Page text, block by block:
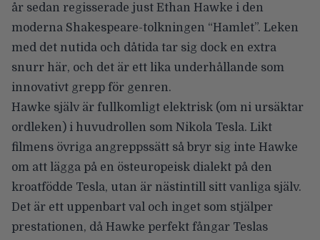
år sedan regisserade just Ethan Hawke i den
moderna Shakespeare-tolkningen “Hamlet”. Leken
med det nutida och dåtida tar sig dock en extra
snurr här, och det är ett lika underhållande som
innovativt grepp för genren.
Hawke själv är fullkomligt elektrisk (om ni ursäktar
ordleken) i huvudrollen som Nikola Tesla. Likt
filmens övriga angreppssätt så bryr sig inte Hawke
om att lägga på en östeuropeisk dialekt på den
kroatfödde Tesla, utan är nästintill sitt vanliga själv.
Det är ett uppenbart val och inget som stjälper
prestationen, då Hawke perfekt fångar Teslas